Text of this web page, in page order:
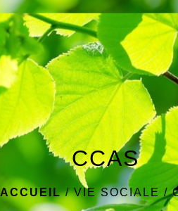
CCAS
ACCUEIL/VIE SOCIALE /